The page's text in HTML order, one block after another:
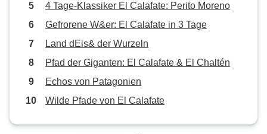
4 Tage-Klassiker El Calafate: Perito Moreno
Gefrorene W&er: El Calafate in 3 Tage
Land dEis& der Wurzeln
Pfad der Giganten: El Calafate & El Chaltén
Echos von Patagonien
Wilde Pfade von El Calafate